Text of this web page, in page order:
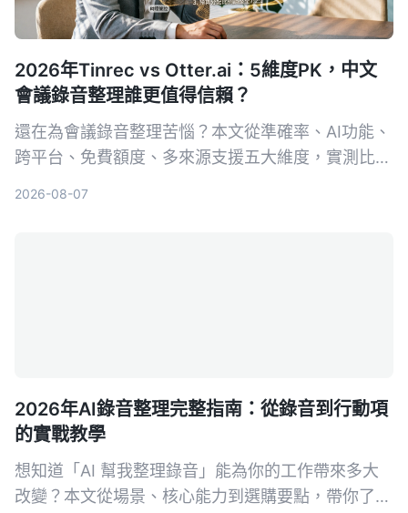
2026年Tinrec vs Otter.ai：5維度PK，中文
會議錄音整理誰更值得信賴？
還在為會議錄音整理苦惱？本文從準確率、AI功能、
跨平台、免費額度、多來源支援五大維度，實測比較
2026-08-07
2026年AI錄音整理完整指南：從錄音到行動項
的實戰教學
想知道「AI 幫我整理錄音」能為你的工作帶來多大
改變？本文從場景、核心能力到選購要點，帶你了解